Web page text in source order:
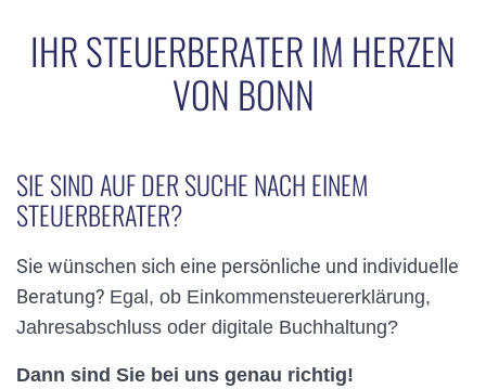
IHR STEUERBERATER IM HERZEN
VON BONN
SIE SIND AUF DER SUCHE NACH EINEM
STEUERBERATER?
Sie wünschen sich eine persönliche und individuelle
Beratung? Egal, ob Einkommensteuererklärung,
Jahresabschluss oder digitale Buchhaltung?
Dann sind Sie bei uns genau richtig!